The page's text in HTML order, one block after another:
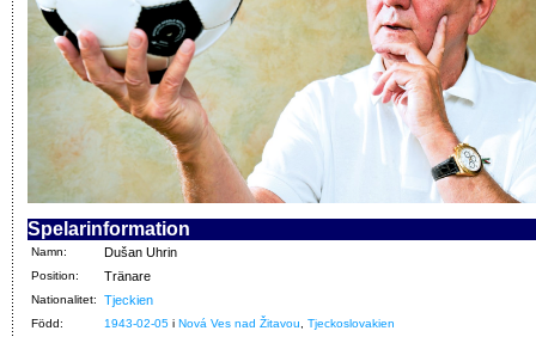
Spelarinformation
Namn: Dušan Uhrin
Position: Tränare
Nationalitet: Tjeckien
Född: 1943-02-05 i Nová Ves nad Žitavou Tjeckoslovakien